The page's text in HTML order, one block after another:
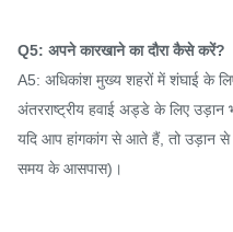
Q5: अपने कारखाने का दौरा कैसे करें?
A5: अधिकांश मुख्य शहरों में शंघाई के
अंतरराष्ट्रीय हवाई अड्डे के लिए
यदि आप हांगकांग से आते हैं, तो उड़ान
समय के आसपास)।